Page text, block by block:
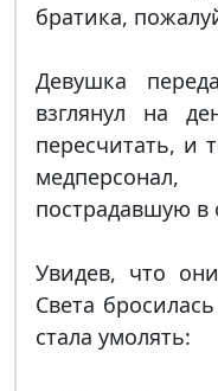
братика,
Девушка
взглянул на
пересчитать, и
пострадавшую
Увидев, что
Света
стала умолять: